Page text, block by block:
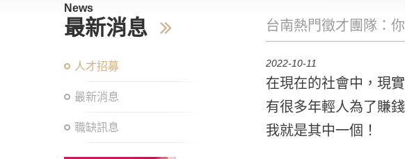
News
最新消息
人才招募
最新消息
職缺訊息
台南熱門徵才團隊：
2022-10-11
在現在的社會中，現
有很多年輕人為了賺
我就是其中一個！